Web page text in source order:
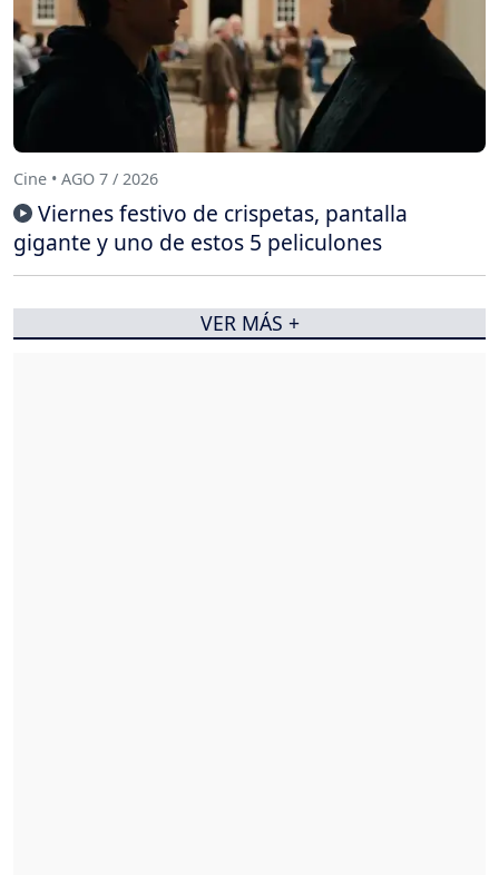
Cine • AGO 7 / 2026
Viernes festivo de crispetas, pantalla
gigante y uno de estos 5 peliculones
VER MÁS +